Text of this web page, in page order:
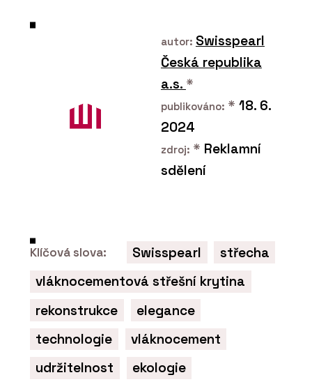
PRODUKTY
Vláknocementová deska
Swisspearl Carat
PRODUKTY
Profilovaná
vláknocementová střešní
autor: Swisspearl
Česká republika
a.s. *
publikováno: * 18. 6.
2024
zdroj: * Reklamní
sdělení
Klíčová slova: Swisspearl
střecha
vláknocementová střešní krytina
rekonstrukce
elegance
technologie
vláknocement
udržitelnost
ekologie